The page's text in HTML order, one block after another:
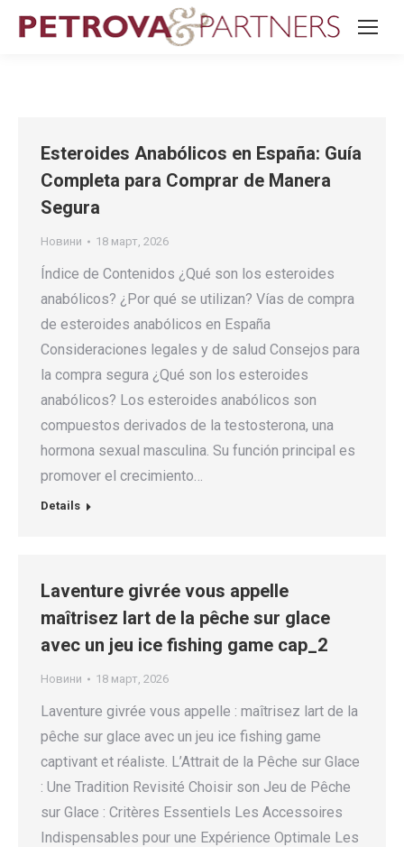
Esteroides Anabólicos en España: Guía
Completa para Comprar de Manera
Segura
Новини 18 март, 2026
Índice de Contenidos ¿Qué son los esteroides
anabólicos? ¿Por qué se utilizan? Vías de compra
de esteroides anabólicos en España
Consideraciones legales y de salud Consejos para
la compra segura ¿Qué son los esteroides
anabólicos? Los esteroides anabólicos son
compuestos derivados de la testosterona, una
hormona sexual masculina. Su función principal es
promover el crecimiento…
Details
Laventure givrée vous appelle
maîtrisez lart de la pêche sur glace
avec un jeu ice fishing game cap_2
Новини 18 март, 2026
Laventure givrée vous appelle : maîtrisez lart de la
pêche sur glace avec un jeu ice fishing game
captivant et réaliste. L’Attrait de la Pêche sur Glace
: Une Tradition Revisité Choisir son Jeu de Pêche
sur Glace : Critères Essentiels Les Accessoires
Indispensables pour une Expérience Optimale Les